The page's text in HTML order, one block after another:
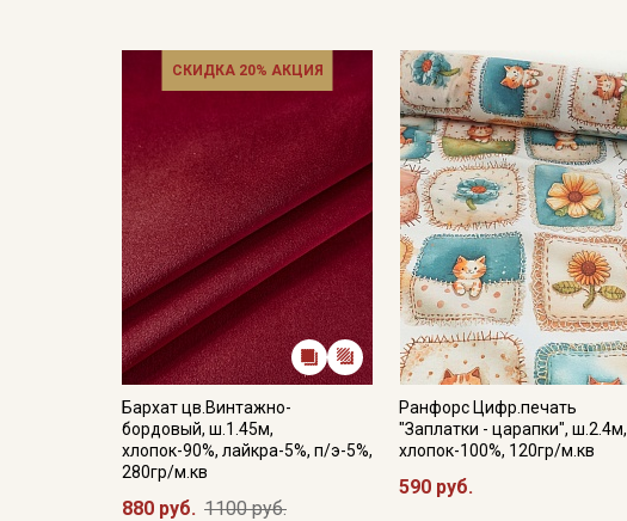
СКИДКА 20% АКЦИЯ
Бархат цв.Винтажно-
бордовый, ш.1.45м,
хлопок-90%, лайкра-5%, п/э-5%,
280гр/м.кв
880 руб. 1100 руб.
Ранфорс Цифр.печать
"Заплатки - царапки", ш.2.4м,
хлопок-100%, 120гр/м.кв
590 руб.